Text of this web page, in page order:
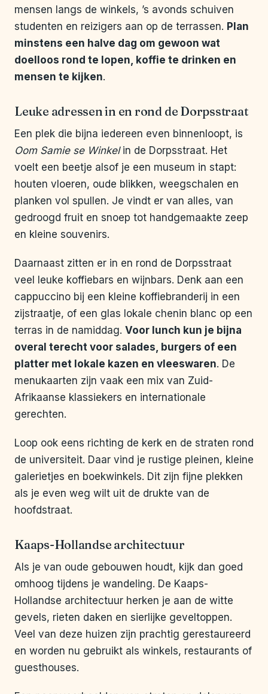
mensen langs de winkels, ’s avonds schuiven
studenten en reizigers aan op de terrassen. Plan
minstens een halve dag om gewoon wat
doelloos rond te lopen, koffie te drinken en
mensen te kijken.
Leuke adressen in en rond de Dorpsstraat
Een plek die bijna iedereen even binnenloopt, is
Oom Samie se Winkelin de Dorpsstraat. Het
voelt een beetje alsof je een museum in stapt:
houten vloeren, oude blikken, weegschalen en
planken vol spullen. Je vindt er van alles, van
gedroogd fruit en snoep tot handgemaakte zeep
en kleine souvenirs.
Daarnaast zitten er in en rond de Dorpsstraat
veel leuke koffiebars en wijnbars. Denk aan een
cappuccino bij een kleine koffiebranderij in een
zijstraatje, of een glas lokale chenin blanc op een
terras in de namiddag. Voor lunch kun je bijna
overal terecht voor salades, burgers of een
platter met lokale kazen en vleeswaren. De
menukaarten zijn vaak een mix van Zuid-
Afrikaanse klassiekers en internationale
gerechten.
Loop ook eens richting de kerk en de straten rond
de universiteit. Daar vind je rustige pleinen, kleine
galerietjes en boekwinkels. Dit zijn fijne plekken
als je even weg wilt uit de drukte van de
hoofdstraat.
Kaaps-Hollandse architectuur
Als je van oude gebouwen houdt, kijk dan goed
omhoog tijdens je wandeling. De Kaaps-
Hollandse architectuur herken je aan de witte
gevels, rieten daken en sierlijke geveltoppen.
Veel van deze huizen zijn prachtig gerestaureerd
en worden nu gebruikt als winkels, restaurants of
guesthouses.